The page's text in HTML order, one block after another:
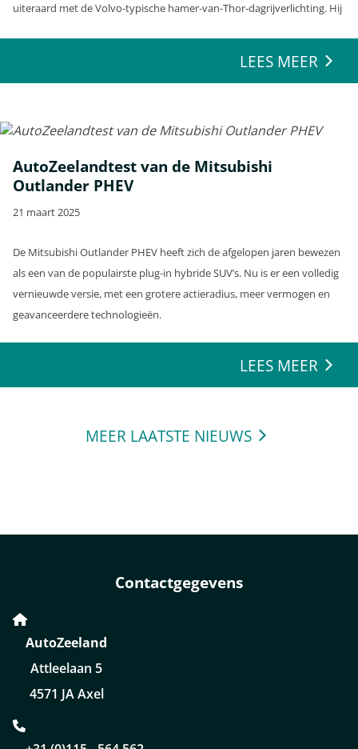
uiteraard met de Volvo-typische hamer-van-Thor-dagrijverlichting. Hij
LEES MEER
AutoZeelandtest van de Mitsubishi
Outlander PHEV
21 maart 2025
De Mitsubishi Outlander PHEV heeft zich de afgelopen jaren bewezen
als een van de populairste plug-in hybride SUV’s. Nu is er een volledig
vernieuwde versie, met een grotere actieradius, meer vermogen en
geavanceerdere technologieën.
LEES MEER
MEER LAATSTE NIEUWS
Contactgegevens
AutoZeeland
Attleelaan 5
4571 JA Axel